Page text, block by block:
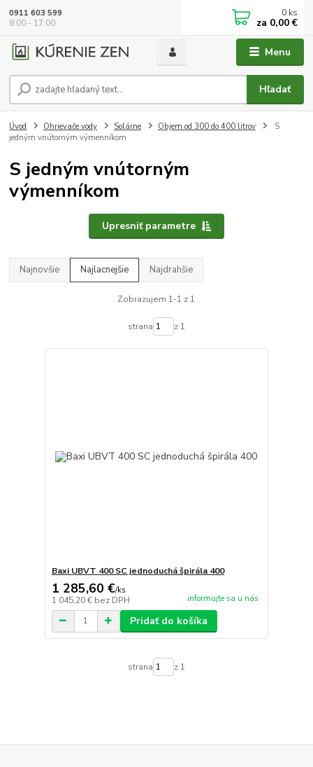
Menu
Hľadať
0911 603 599
8:00 - 17:00
0 ks
za 0,00 €
Úvod Ohrievače vody Solárne Objem od 300 do 400 litrov
S
jedným vnútorným výmenníkom
S jedným vnútorným
výmenníkom
Upresniť parametre
Najnovšie Najlacnejšie Najdrahšie
Zobrazujem 1-1 z 1
strana z 1
Baxi UBVT 400 SC jednoduchá špirála 400
1 285,60 €/ks
1 045,20 € bez DPH informujte sa u nás
Pridať do košíka
strana z 1